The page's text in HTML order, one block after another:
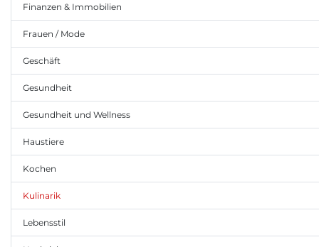
Finanzen & Immobilien
Frauen / Mode
Geschäft
Gesundheit
Gesundheit und Wellness
Haustiere
Kochen
Kulinarik
Lebensstil